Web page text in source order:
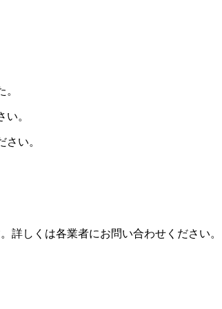
。
い。
しくは各業者にお問い合わせください。